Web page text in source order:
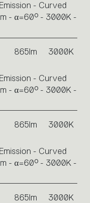
- Curved
- α=60° - 3000K -
865lm 3000K
- Curved
- α=60° - 3000K -
865lm 3000K
- Curved
- α=60° - 3000K -
865lm 3000K